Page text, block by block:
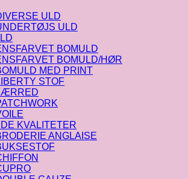
ULD
ULD
BOMULD
BOMULD/HØR
MED PRINT
STOF
KVALITETER
ANGLAISE